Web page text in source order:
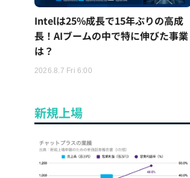
Intelは25%成長で15年ぶりの高成
長！AIブームの中で特に伸びた事業
は？
2026.8.7 Fri 6:00
新規上場